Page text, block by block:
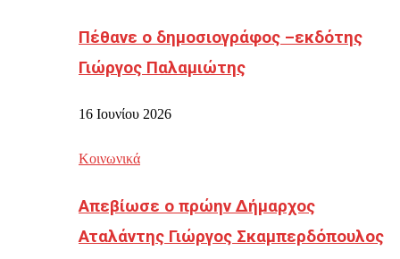
Πέθανε ο δημοσιογράφος –εκδότης
Γιώργος Παλαμιώτης
16 Ιουνίου 2026
Κοινωνικά
Απεβίωσε ο πρώην Δήμαρχος
Αταλάντης Γιώργος Σκαμπερδόπουλος